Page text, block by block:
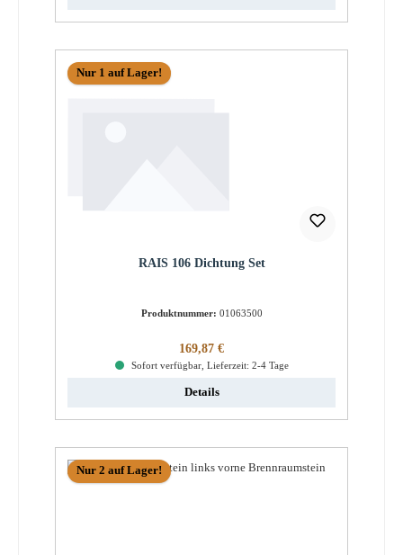
Nur 1 auf Lager!
RAIS 106 Dichtung Set
Produktnummer: 01063500
Regulärer Preis:
169,87 €
Sofort verfügbar, Lieferzeit: 2-4 Tage
Details
Nur 2 auf Lager!